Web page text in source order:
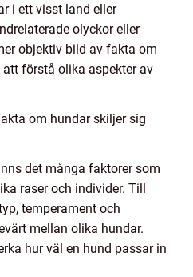
i ett visst land eller
olyckor eller
objektiv bild av fakta om
förstå olika aspekter av
om hundar skiljer sig
det många faktorer som
raser och individer. Till
temperament och
mellan olika hundar.
hur väl en hund passar in